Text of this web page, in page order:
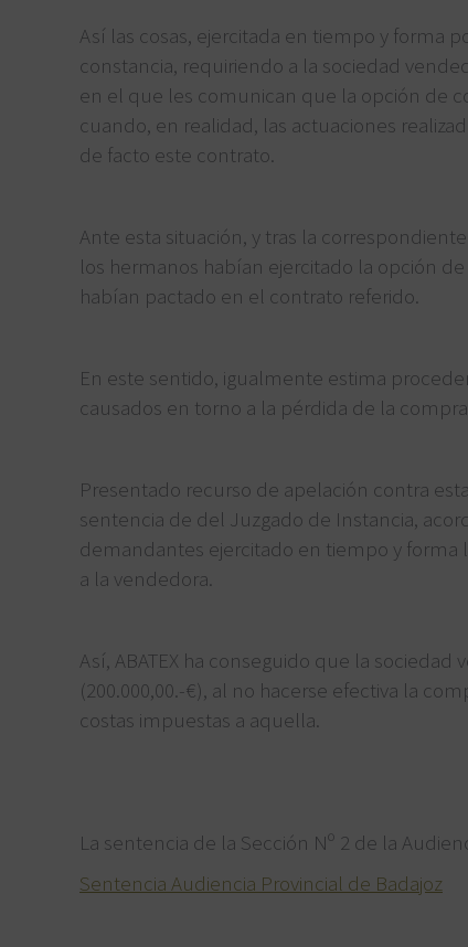
Así las cosas, ejercitada en tiempo y forma
constancia, requiriendo a la sociedad
en el que les comunican que la opción de
cuando, en realidad, las actuaciones
de facto este contrato.
Ante esta situación, y tras la
los hermanos habían ejercitado la opción
habían pactado en el contrato referido.
En este sentido, igualmente estima
causados en torno a la pérdida de la
Presentado recurso de apelación contra
sentencia de del Juzgado de Instancia,
demandantes ejercitado en tiempo y
a la vendedora.
Así, ABATEX ha conseguido que la
(200.000,00.-€), al no hacerse efectiva la
costas impuestas a aquella.
La sentencia de la Sección Nº 2 de la
Sentencia Audiencia Provincial de Badajoz